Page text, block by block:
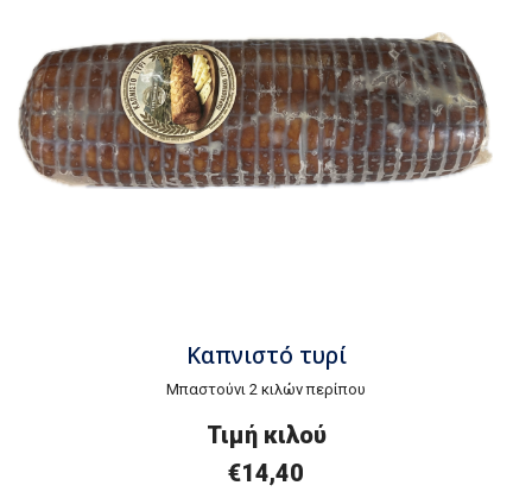
Καπνιστό τυρί
Μπαστούνι 2 κιλών περίπου
Τιμή κιλού
€14,40